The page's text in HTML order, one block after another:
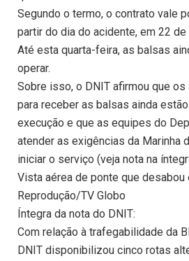
Segundo o termo, o contrato vale
partir do dia do acidente, em 22
Até esta quarta-feira, as balsas
operar.
Sobre isso, o DNIT afirmou que
para receber as balsas ainda
execução e que as equipes do
atender as exigências da Marinha
iniciar o serviço (veja nota na
Vista aérea de ponte que desabou
Reprodução/TV Globo
Íntegra da nota do DNIT:
Com relação à trafegabilidade da
DNIT disponibilizou cinco rotas